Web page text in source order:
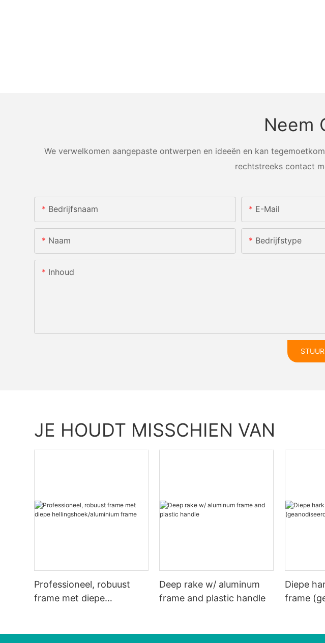
Neem
We verwelkomen aangepaste ontwerpen en ideeën en kan
rechtstreeks contact
Bedrijfsnaam E-Mail
Naam Bedrijfstype
Inhoud
JE HOUDT MISSCHIEN VAN
Professioneel, robuust
frame met diepe
Deep rake w/ aluminum
frame and plastic handle
Diepe
frame